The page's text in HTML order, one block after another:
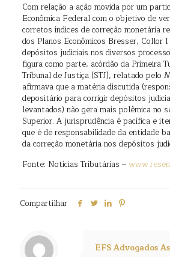
Com relação a ação movida por um
Econômica Federal com o objetivo de
corretos índices de correção monetária
dos Planos Econômicos Bresser, Collor
depósitos judiciais nos diversos
figura como parte, acórdão da Primeira
Tribunal de Justiça (STJ), relatado pelo
afirmava que a matéria discutida
depositário para corrigir depósitos
levantados) não gera mais polêmica no
Superior. A jurisprudência é pacífica e
que é de responsabilidade da entidade
da correção monetária nos depósitos
Fonte: Notícias Tributárias –
Compartilhar
EFS Advogados